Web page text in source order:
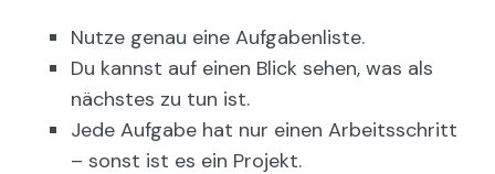
Nutze genau eine Aufgabenliste.
Du kannst auf einen Blick sehen, was als
nächstes zu tun ist.
Jede Aufgabe hat nur einen Arbeitsschritt
– sonst ist es ein Projekt.